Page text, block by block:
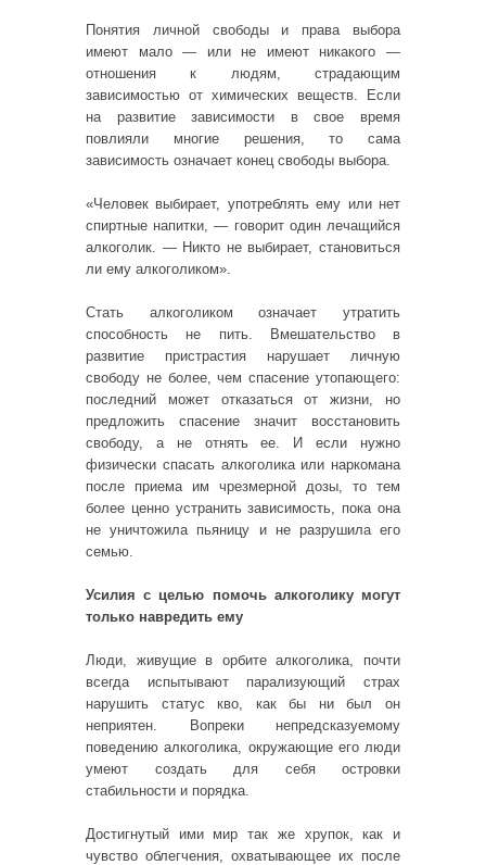
Понятия личной свободы и права выбора
имеют мало — или не имеют никакого —
отношения к людям, страдающим
зависимостью от химических веществ. Если
на развитие зависимости в свое время
повлияли многие решения, то сама
зависимость означает конец свободы выбора.
«Человек выбирает, употреблять ему или нет
спиртные напитки, — говорит один лечащийся
алкоголик. — Никто не выбирает, становиться
ли ему алкоголиком».
Стать алкоголиком означает утратить
способность не пить. Вмешательство в
развитие пристрастия нарушает личную
свободу не более, чем спасение утопающего:
последний может отказаться от жизни, но
предложить спасение значит восстановить
свободу, а не отнять ее. И если нужно
физически спасать алкоголика или наркомана
после приема им чрезмерной дозы, то тем
более ценно устранить зависимость, пока она
не уничтожила пьяницу и не разрушила его
семью.
Усилия с целью помочь алкоголику могут
только навредить ему
Люди, живущие в орбите алкоголика, почти
всегда испытывают парализующий страх
нарушить статус кво, как бы ни был он
неприятен. Вопреки непредсказуемому
поведению алкоголика, окружающие его люди
умеют создать для себя островки
стабильности и порядка.
Достигнутый ими мир так же хрупок, как и
чувство облегчения, охватывающее их после